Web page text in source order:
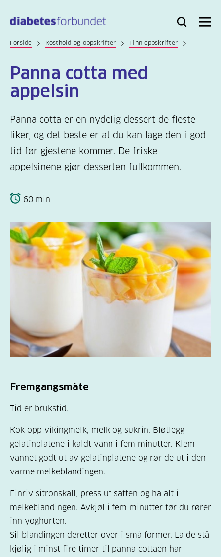
hovedinnhold
Bli
Logg
Søk Meny
Forside Kosthold og oppskrifter Finn oppskrifter
Panna cotta med
appelsin
Panna cotta er en nydelig dessert de fleste
liker, og det beste er at du kan lage den i god
tid før gjestene kommer. De friske
appelsinene gjør desserten fullkommen.
60 min
Fremgangsmåte
Tid er brukstid.
Kok opp vikingmelk, melk og sukrin. Bløtlegg
gelatinplatene i kaldt vann i fem minutter. Klem
vannet godt ut av gelatinplatene og rør de ut i den
varme melkeblandingen.
Finriv sitronskall, press ut saften og ha alt i
melkeblandingen. Avkjøl i fem minutter før du rører
inn yoghurten.
Sil blandingen deretter over i små former. La de stå
kjølig i minst fire timer til panna cottaen har